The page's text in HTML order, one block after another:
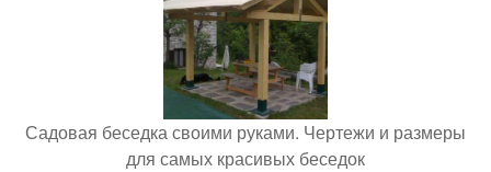
Садовая беседка своими руками. Чертежи и размеры
для самых красивых беседок